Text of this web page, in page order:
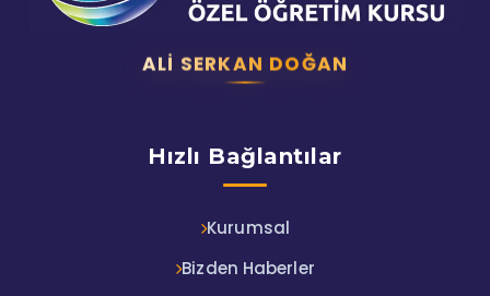
ALI SERKAN DOĞAN
Hızlı Bağlantılar
Kurumsal
Bizden Haberler